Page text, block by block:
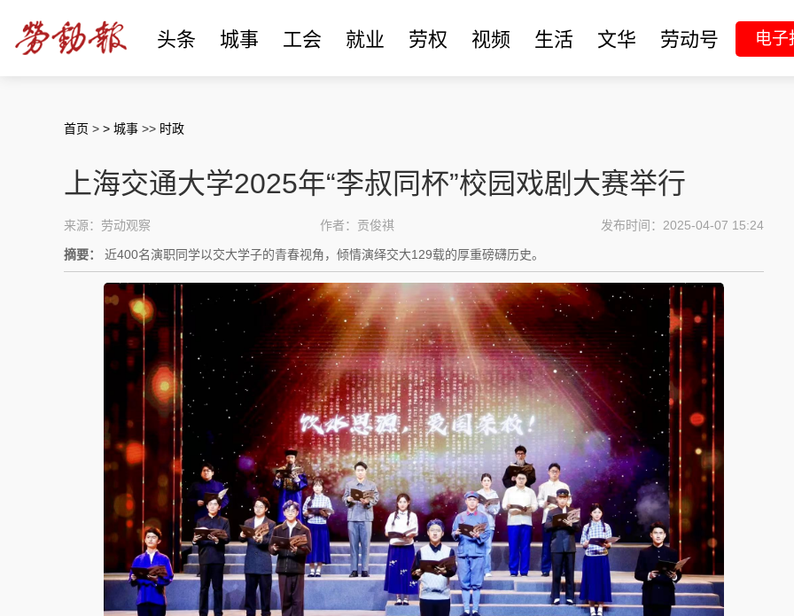
头条 城事 工会 就业 劳权 视频 生活 文华 劳动号 电子
首页 > > 城事 >> 时政
上海交通大学2025年“李叔同杯”校园戏剧大赛举行
来源：劳动观察 作者：贡俊祺 发布时间：2025-04-07 15:24
摘要： 近400名演职同学以交大学子的青春视角，倾情演绎交大129载的厚重磅礴历史。